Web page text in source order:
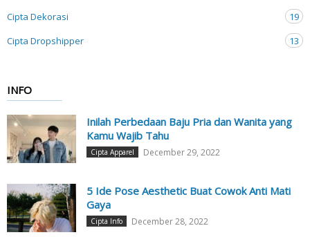
Cipta Dekorasi
19
Cipta Dropshipper
13
INFO
Inilah Perbedaan Baju Pria dan Wanita yang
Kamu Wajib Tahu
Cipta Apparel December 29, 2022
5 Ide Pose Aesthetic Buat Cowok Anti Mati
Gaya
Cipta Info December 28, 2022